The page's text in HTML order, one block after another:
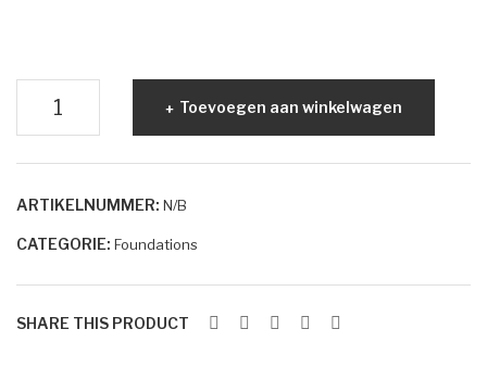
Image Skincare
HUID AANDOENINGEN
Eczeem
aantal
Toevoegen aan winkelwagen
ARTIKELNUMMER: N/B
CATEGORIE: Foundations
SHARE THIS PRODUCT